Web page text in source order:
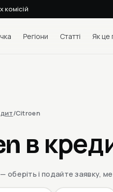
Регіони Статті Як це
/Citroen
в
оберіть і подайте заявку,